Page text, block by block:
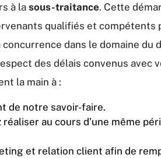
à la sous-traitance. Cette
qualifiés et
dans le domaine
des délais convenus avec
la main à :
de notre savoir-faire.
au cours d’une même
et relation client afin de